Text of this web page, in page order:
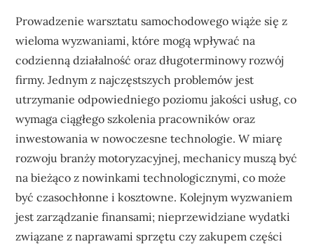
Prowadzenie warsztatu samochodowego wiąże się z
wieloma wyzwaniami, które mogą wpływać na
codzienną działalność oraz długoterminowy rozwój
firmy. Jednym z najczęstszych problemów jest
utrzymanie odpowiedniego poziomu jakości usług, co
wymaga ciągłego szkolenia pracowników oraz
inwestowania w nowoczesne technologie. W miarę
rozwoju branży motoryzacyjnej, mechanicy muszą być
na bieżąco z nowinkami technologicznymi, co może
być czasochłonne i kosztowne. Kolejnym wyzwaniem
jest zarządzanie finansami; nieprzewidziane wydatki
związane z naprawami sprzętu czy zakupem części